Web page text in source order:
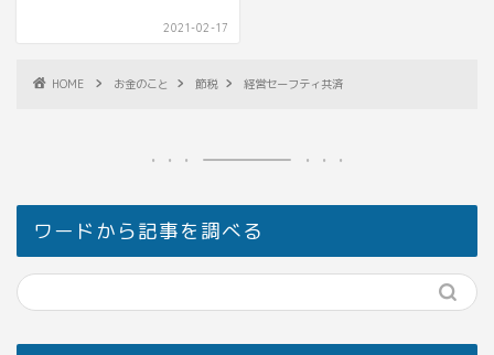
2021-02-17
HOME お金のこと 節税 経営セーフティ共済
ワードから記事を調べる